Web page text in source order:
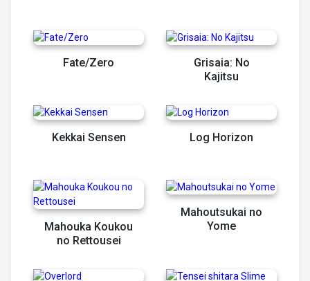
Fate/Zero
Grisaia: No
Kajitsu
Kekkai Sensen Log Horizon
Mahouka Koukou
no Rettousei
Mahoutsukai no
Yome